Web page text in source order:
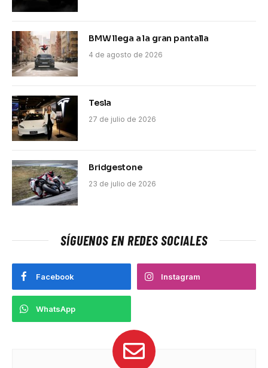
BMW llega a la gran pantalla
4 de agosto de 2026
Tesla
27 de julio de 2026
Bridgestone
23 de julio de 2026
SÍGUENOS EN REDES SOCIALES
Facebook Instagram
WhatsApp